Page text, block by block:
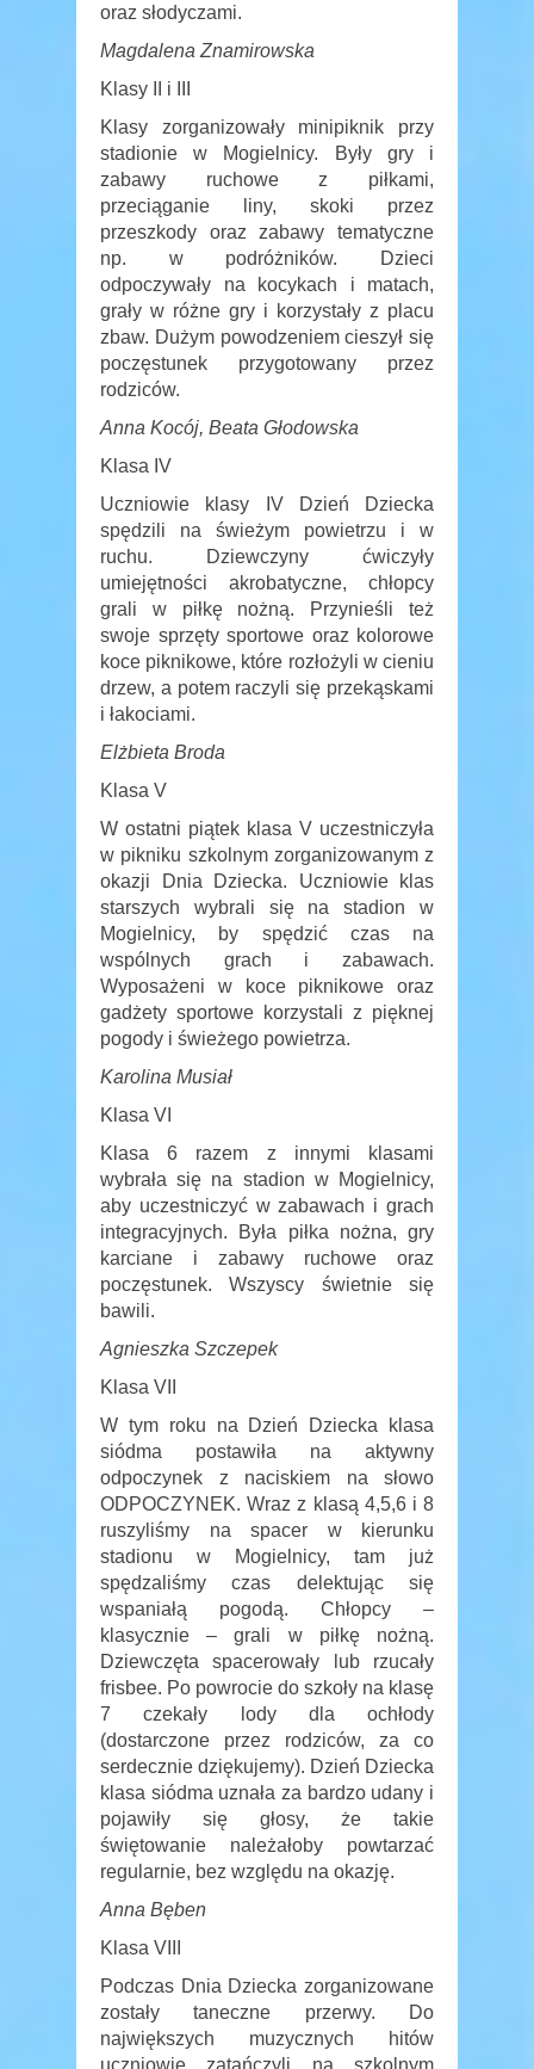
oraz słodyczami.
Magdalena Znamirowska
Klasy II i III
Klasy zorganizowały minipiknik przy
stadionie w Mogielnicy. Były gry i
zabawy ruchowe z piłkami,
przeciąganie liny, skoki przez
przeszkody oraz zabawy tematyczne
np. w podróżników. Dzieci
odpoczywały na kocykach i matach,
grały w różne gry i korzystały z placu
zbaw. Dużym powodzeniem cieszył się
poczęstunek przygotowany przez
rodziców.
Anna Kocój, Beata Głodowska
Klasa IV
Uczniowie klasy IV Dzień Dziecka
spędzili na świeżym powietrzu i w
ruchu. Dziewczyny ćwiczyły
umiejętności akrobatyczne, chłopcy
grali w piłkę nożną. Przynieśli też
swoje sprzęty sportowe oraz kolorowe
koce piknikowe, które rozłożyli w cieniu
drzew, a potem raczyli się przekąskami
i łakociami.
Elżbieta Broda
Klasa V
W ostatni piątek klasa V uczestniczyła
w pikniku szkolnym zorganizowanym z
okazji Dnia Dziecka. Uczniowie klas
starszych wybrali się na stadion w
Mogielnicy, by spędzić czas na
wspólnych grach i zabawach.
Wyposażeni w koce piknikowe oraz
gadżety sportowe korzystali z pięknej
pogody i świeżego powietrza.
Karolina Musiał
Klasa VI
Klasa 6 razem z innymi klasami
wybrała się na stadion w Mogielnicy,
aby uczestniczyć w zabawach i grach
integracyjnych. Była piłka nożna, gry
karciane i zabawy ruchowe oraz
poczęstunek. Wszyscy świetnie się
bawili.
Agnieszka Szczepek
Klasa VII
W tym roku na Dzień Dziecka klasa
siódma postawiła na aktywny
odpoczynek z naciskiem na słowo
ODPOCZYNEK. Wraz z klasą 4,5,6 i 8
ruszyliśmy na spacer w kierunku
stadionu w Mogielnicy, tam już
spędzaliśmy czas delektując się
wspaniałą pogodą. Chłopcy –
klasycznie – grali w piłkę nożną.
Dziewczęta spacerowały lub rzucały
frisbee. Po powrocie do szkoły na klasę
7 czekały lody dla ochłody
(dostarczone przez rodziców, za co
serdecznie dziękujemy). Dzień Dziecka
klasa siódma uznała za bardzo udany i
pojawiły się głosy, że takie
świętowanie należałoby powtarzać
regularnie, bez względu na okazję.
Anna Bęben
Klasa VIII
Podczas Dnia Dziecka zorganizowane
zostały taneczne przerwy. Do
największych muzycznych hitów
uczniowie zatańczyli na szkolnym